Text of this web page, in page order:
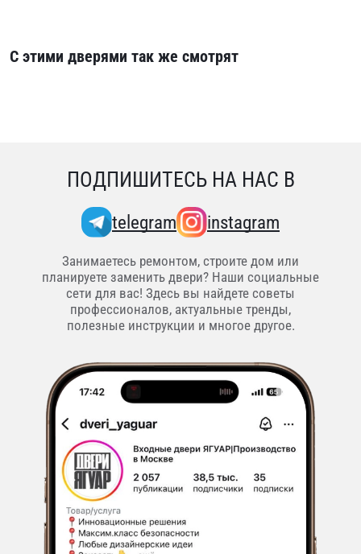
С этими дверями так же смотрят
ПОДПИШИТЕСЬ НА НАС В
telegram instagram
Занимаетесь ремонтом, строите дом или
планируете заменить двери? Наши социальные
сети для вас! Здесь вы найдете советы
профессионалов, актуальные тренды,
полезные инструкции и многое другое.